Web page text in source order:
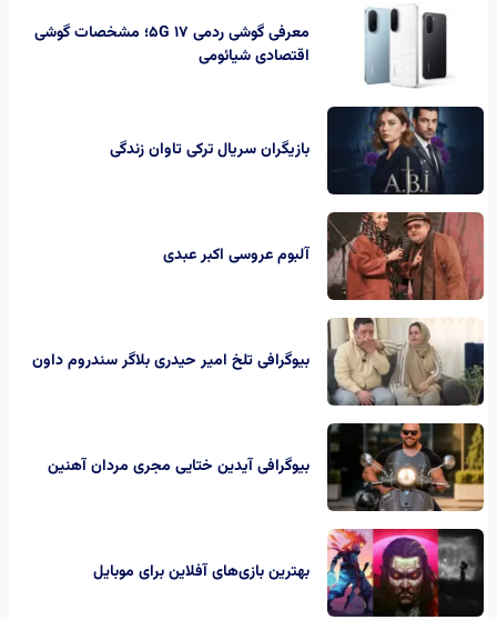
معرفی گوشی ردمی 17 5G؛ مشخصات گوشی
اقتصادی شیائومی
بازیگران سریال ترکی تاوان زندگی
آلبوم عروسی اکبر عبدی
بیوگرافی تلخ امیر حیدری بلاگر سندروم داون
بیوگرافی آیدین ختایی مجری مردان آهنین
بهترین بازی‌های آفلاین برای موبایل